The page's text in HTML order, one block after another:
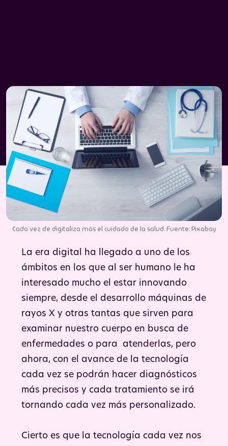
Cada vez de digitaliza más el cuidado de la salud. Fuente: Pixabay
La era digital ha llegado a uno de los
ámbitos en los que al ser humano le ha
interesado mucho el estar innovando
siempre, desde el desarrollo máquinas de
rayos X y otras tantas que sirven para
examinar nuestro cuerpo en busca de
enfermedades o para atenderlas, pero
ahora, con el avance de la tecnología
cada vez se podrán hacer diagnósticos
más precisos y cada tratamiento se irá
tornando cada vez más personalizado.
Cierto es que la tecnología cada vez nos